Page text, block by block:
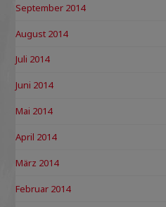
September 2014
August 2014
Juli 2014
Juni 2014
Mai 2014
April 2014
März 2014
Februar 2014